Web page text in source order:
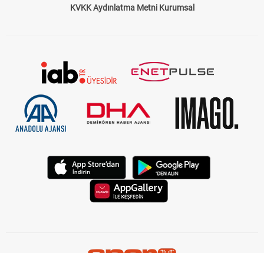
KVKK Aydınlatma Metni Kurumsal